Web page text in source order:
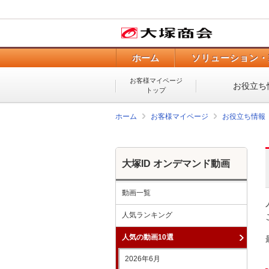
ホーム ソリューション
お客様マイページ
トップ
お役立ち
ホーム お客様マイページ お役立ち情報
大塚ID オンデマンド動画
動画一覧
人気ランキング
人気の動画10選
2026年6月